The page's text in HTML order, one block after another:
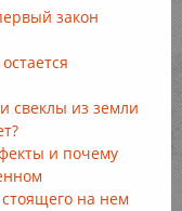
закон
свеклы из земли
и почему
на нем